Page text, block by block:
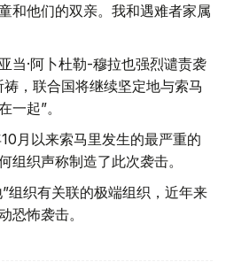
和他们的双亲。我和遇难者家属
当·阿卜杜勒-穆拉也强烈谴责袭
，联合国将继续坚定地与索马
一起”。
月以来索马里发生的最严重的
组织声称制造了此次袭击。
组织有关联的极端组织，近年来
恐怖袭击。